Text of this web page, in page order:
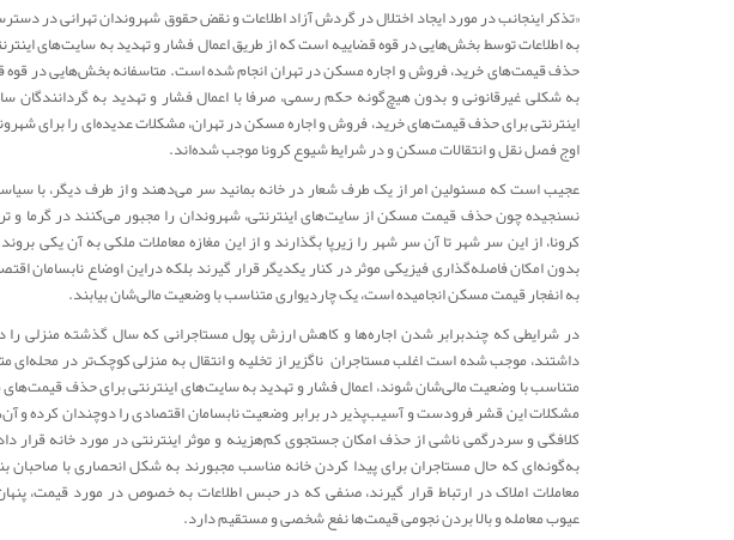
«تذکر اینجانب در مورد ایجاد اختلال در گردش آزاد اطلاعات و نقض حقوق شهروندان تهرانی در
به اطلاعات توسط بخش‌هایی در قوه قضاییه است که از طریق اعمال فشار و تهدید به سایت‌های
حذف قیمت‌های خرید، فروش و اجاره مسکن در تهران انجام شده است. متاسفانه بخش‌هایی در قوه‌
به شکلی غیرقانونی و بدون هیچ‌گونه حکم رسمی، صرفا با اعمال فشار و تهدید به گردانندگان
اینترنتی برای حذف قیمت‌های خرید، فروش و اجاره مسکن در تهران، مشکلات عدیده‌ای را برای
اوج فصل نقل و انتقالات مسکن و در شرایط شیوع کرونا موجب شده‌اند.
عجیب است که مسئولین امر از یک طرف شعار در خانه بمانید سر می‌دهند و از طرف دیگر، با
نسنجیده چون حذف قیمت‌ مسکن از سایت‌های اینترنتی، شهروندان را مجبور می‌کنند در گرما و
کرونا، از این سر شهر تا آن سر شهر را زیرپا بگذارند و از این مغازه‌ معاملات ملکی به آن یکی
بدون امکان فاصله‌گذاری فیزیکی موثر در کنار یکدیگر قرار گیرند بلکه دراین اوضاع نابسامان
به انفجار قیمت مسکن انجامیده است، یک چاردیواری متناسب با وضعیت مالی‌شان بیابند.
در شرایطی که چندبرابر شدن اجاره‌ها و کاهش ارزش پول مستاجرانی که سال گذشته منزلی را
داشتند، موجب شده است اغلب مستاجران ناگزیر از تخلیه و انتقال به منزلی کوچک‌تر در محله‌ای
متناسب با وضعیت مالی‌شان شوند، اعمال فشار و تهدید به سایت‌های اینترنتی برای حذف
مشکلات این قشر فرودست و آسیب‌پذیر در برابر وضعیت نابسامان اقتصادی را دوچندان کرده و
کلافگی و سردرگمی ناشی از حذف امکان جستجوی کم‌هزینه و موثر اینترنتی در مورد خانه قرار
به‌گونه‌ای که حال مستاجران برای پیدا کردن خانه مناسب مجبورند به شکل انحصاری با صاحبان
معاملات املاک در ارتباط قرار گیرند، صنفی که در حبس اطلاعات به خصوص در مورد قیمت،
عیوب معامله و بالا بردن نجومی قیمت‌ها نفع شخصی و مستقیم دارد.